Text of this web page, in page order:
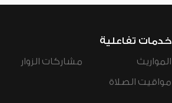
خدمات تفاعلية
المواريث
مواقيت الصلاة
مشاركات الزوار